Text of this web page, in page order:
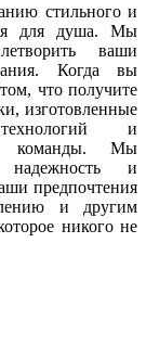
стильного и
для душа. Мы
ваши
Когда вы
что получите
изготовленные
и
команды. Мы
надежность и
предпочтения
и другим
никого не